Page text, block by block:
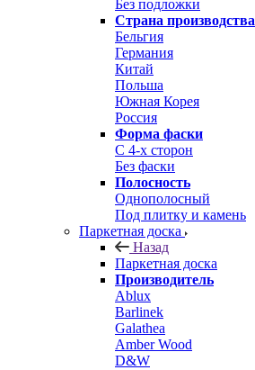
Без подложки
Страна производства
Бельгия
Германия
Китай
Польша
Южная Корея
Россия
Форма фаски
С 4-х сторон
Без фаски
Полосность
Однополосный
Под плитку и камень
Паркетная доска
Назад
Паркетная доска
Производитель
Ablux
Barlinek
Galathea
Amber Wood
D&W